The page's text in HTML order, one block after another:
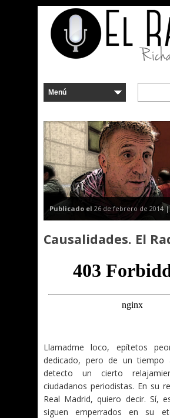
Publicado el 26 de febrero de 2014
Causalidades. El
Llamadme loco, epítetos
dedicado, pero de un tiempo
detecto un cierto
ciudadanos periodistas. En su
Real Madrid, quiero decir. Sí,
siguen emperrados en su